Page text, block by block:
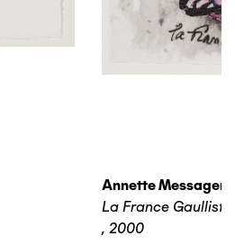
Annette Messager
La France Gaulliste
, 2000